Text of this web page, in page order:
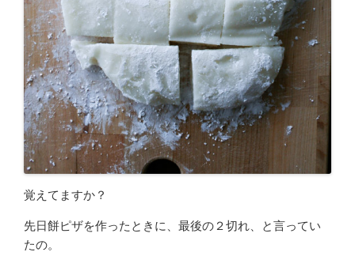
覚えてますか？
先日餅ピザを作ったときに、最後の２切れ、と言ってい
たの。